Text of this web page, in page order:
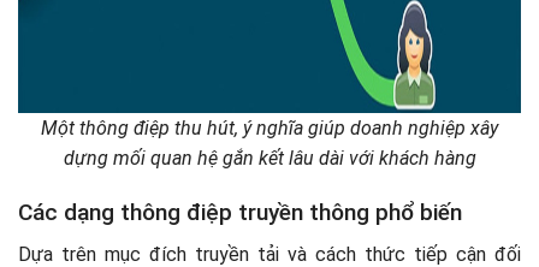
Một thông điệp thu hút, ý nghĩa giúp doanh nghiệp xây
dựng mối quan hệ gắn kết lâu dài với khách hàng
Các dạng thông điệp truyền thông phổ biến
Dựa trên mục đích truyền tải và cách thức tiếp cận đối